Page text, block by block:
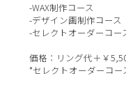
-WAX制作コース
-デザイン画制作コース
-セレクトオーダーコー
価格：リング代＋￥
*セレクトオーダーコ